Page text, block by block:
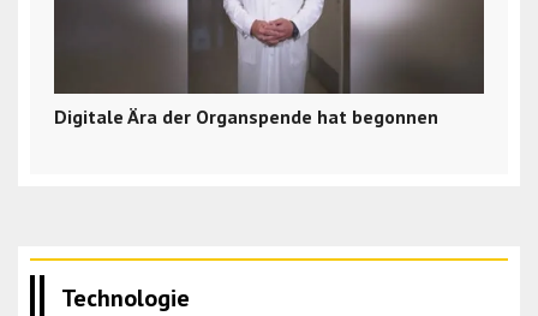
Digitale Ära der Organspende hat begonnen
Technologie